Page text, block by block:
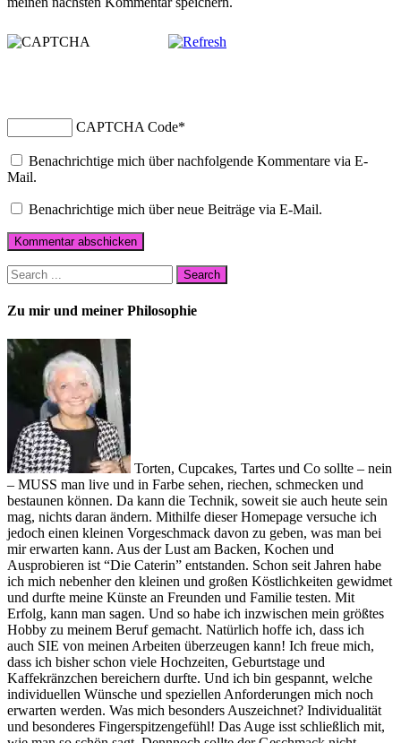
CAPTCHA Code*
Benachrichtige mich über nachfolgende Kommentare via E-
Mail.
Benachrichtige mich über neue Beiträge via E-Mail.
Zu mir und meiner Philosophie
Torten, Cupcakes, Tartes und Co sollte – nein
– MUSS man live und in Farbe sehen, riechen, schmecken und
bestaunen können. Da kann die Technik, soweit sie auch heute sein
mag, nichts daran ändern. Mithilfe dieser Homepage versuche ich
jedoch einen kleinen Vorgeschmack davon zu geben, was man bei
mir erwarten kann. Aus der Lust am Backen, Kochen und
Ausprobieren ist “Die Caterin” entstanden. Schon seit Jahren habe
ich mich nebenher den kleinen und großen Köstlichkeiten gewidmet
und durfte meine Künste an Freunden und Familie testen. Mit
Erfolg, kann man sagen. Und so habe ich inzwischen mein größtes
Hobby zu meinem Beruf gemacht. Natürlich hoffe ich, dass ich
auch SIE von meinen Arbeiten überzeugen kann! Ich freue mich,
dass ich bisher schon viele Hochzeiten, Geburtstage und
Kaffekränzchen bereichern durfte. Und ich bin gespannt, welche
individuellen Wünsche und speziellen Anforderungen mich noch
erwarten werden. Was mich besonders Auszeichnet? Individualität
und besonderes Fingerspitzengefühl! Das Auge isst schließlich mit,